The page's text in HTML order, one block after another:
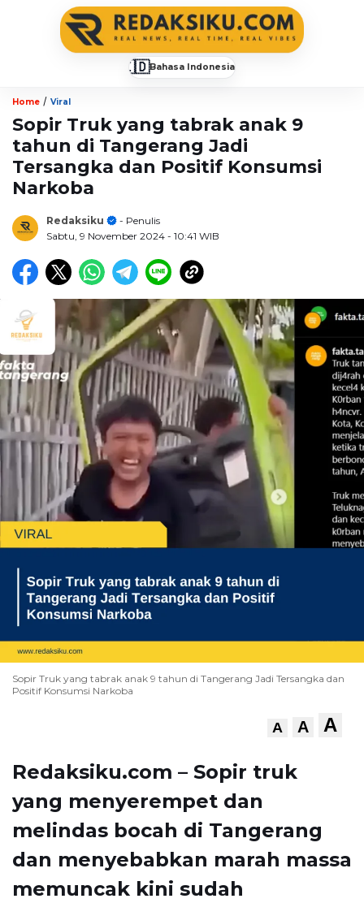
🇮🇩Bahasa Indonesia
Home / Viral
Sopir Truk yang tabrak anak 9
tahun di Tangerang Jadi
Tersangka dan Positif Konsumsi
Narkoba
Redaksiku
- Penulis
Sabtu, 9 November 2024 - 10:41 WIB
Sopir Truk yang tabrak anak 9 tahun di Tangerang Jadi Tersangka dan
Positif Konsumsi Narkoba
A A A
Redaksiku.com – Sopir truk
yang menyerempet dan
melindas bocah di Tangerang
dan menyebabkan marah massa
memuncak kini sudah